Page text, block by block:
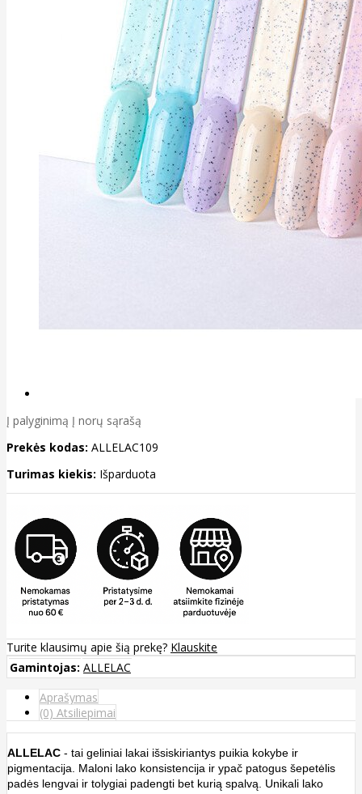
Į palyginimą Į norų sąrašą
Prekės kodas: ALLELAC109
Turimas kiekis: Išparduota
Turite klausimų apie šią prekę? Klauskite
Gamintojas: ALLELAC
Aprašymas
(0) Atsiliepimai
ALLELAC - tai geliniai lakai išsiskiriantys puikia kokybe ir
pigmentacija. Maloni lako konsistencija ir ypač patogus šepetėlis
padės lengvai ir tolygiai padengti bet kurią spalvą. Unikali lako